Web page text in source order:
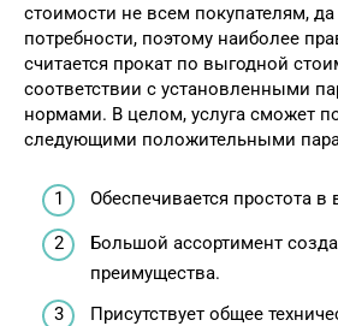
стоимости не всем покупателям,
потребности, поэтому наиболее
считается прокат по выгодной
соответствии с установленными
нормами. В целом, услуга сможет
следующими положительными
Обеспечивается простота
Большой ассортимент
преимущества.
Присутствует общее